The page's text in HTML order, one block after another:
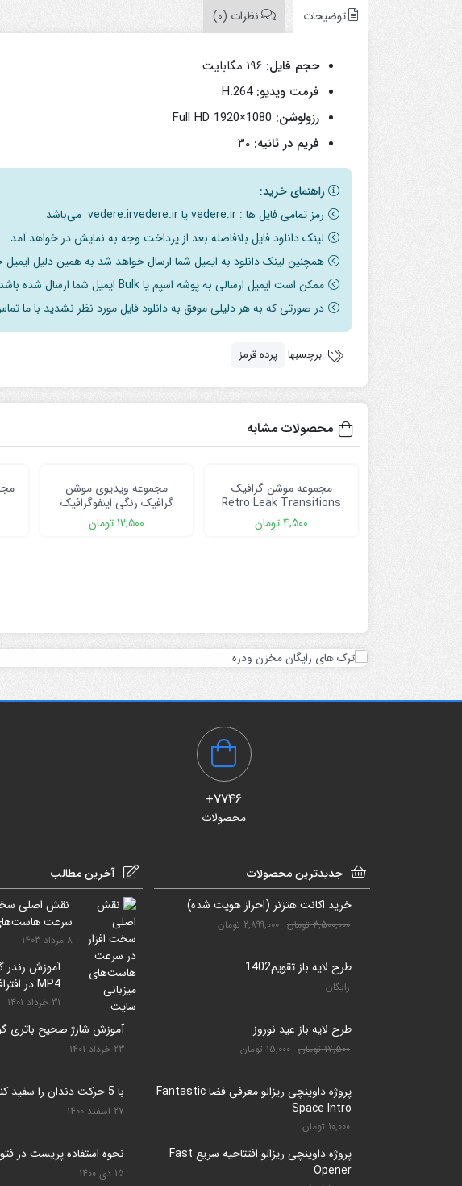
توضیحات نظرات (0)
حجم فایل:
فرمت ویدیو: H.264
رزولوشن:
فریم در ثانیه:
راهنمای خرید:
رمز تمامی فایل ها : vedere.ir یا vedere.irvedere.ir می‌باشد
لینک دانلود فایل بلافاصله بعد از پرداخت وجه به نمایش در خواهد آمد.
همچنین لینک دانلود به ایمیل شما ارسال خواهد شد به همین دلیل ایمیل
ممکن است ایمیل ارسالی به پوشه اسپم یا Bulk ایمیل شما ارسال شده باشد.
در صورتی که به هر دلیلی موفق به دانلود فایل مورد نظر نشدید با ما
برچسبها پرده قرمز
محصولات مشابه
مجموعه موشن گرافیک
Retro Leak Transitions
4,500تومان
مجموعه ویدیوی موشن
گرافیک رنگی اینفوگرافیک
شرکتی
12,500تومان
7746+
محصولات
جدیدترین محصولات
خرید اکانت هتزنر (احراز هویت شده)
3,500,000 تومان 2,899,000 تومان
طرح لایه باز تقویم1402
رایگان
طرح لایه باز عید نوروز
17,500 تومان 15,000 تومان
پروژه داوینچی ریزالو معرفی فضا Fantastic
Space Intro
10,000 تومان
پروژه داوینچی ریزالو افتتاحیه سریع Fast
Opener
آخرین مطالب
نقش اصلی
سرعت
سایت
8 مرداد 1403
آموزش رندر
MP4 در افترافکت
31 خرداد 1401
آموزش شارژ صحیح باتری
23 خرداد 1401
با 5 حرکت دندان را سفید کنید
27 اسفند 1400
نحوه استفاده پریست در
15 دی 1400